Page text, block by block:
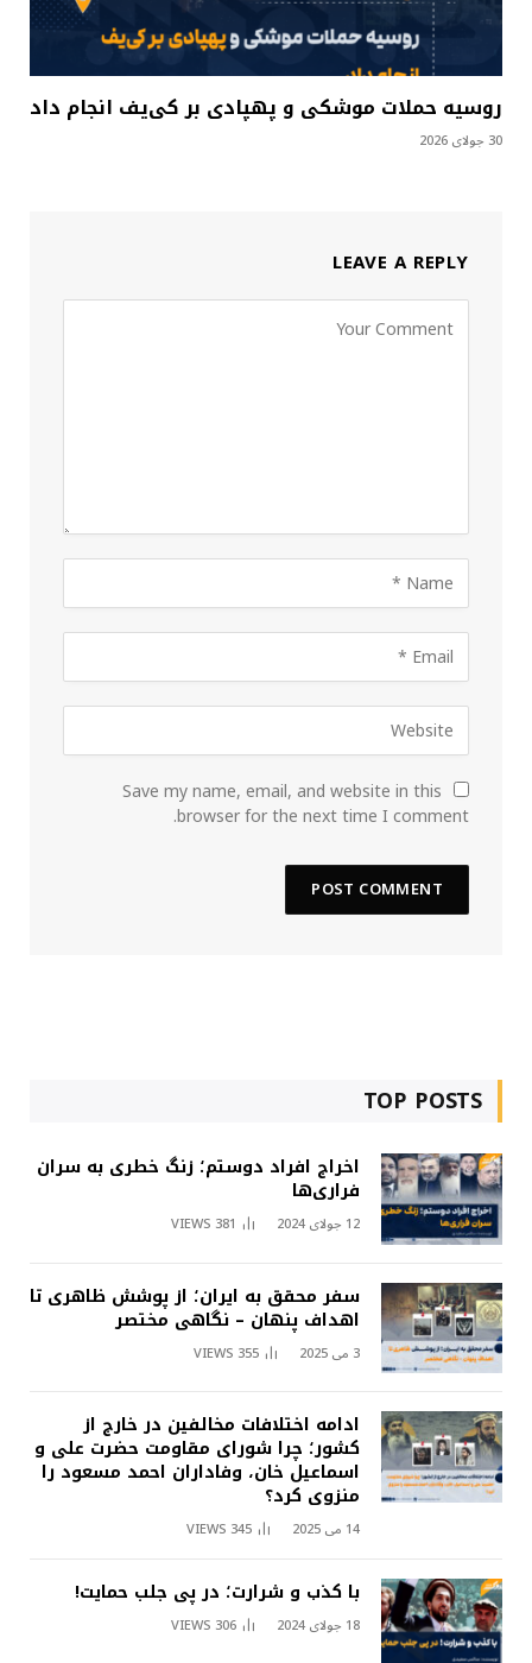
روسیه حملات موشکی و پهپادی بر کی‌یف انجام داد
30 جولای 2026
LEAVE A REPLY
Save my name, email, and website in this
browser for the next time I comment.
TOP POSTS
اخراج افراد دوستم؛ زنگ خطری به سران
فراری‌ها
12 جولای 2024 381
VIEWS
سفر محقق به ایران؛ از پوشش ظاهری تا
اهداف پنهان – نگاهی مختصر
3 می 2025 355
VIEWS
ادامه اختلافات مخالفین در خارج از
کشور؛ چرا شورای مقاومت حضرت علی و
اسماعیل خان، وفاداران احمد مسعود را
منزوی کرد؟
14 می 2025 345
VIEWS
با کذب و شرارت؛ در پی جلب حمایت!
18 جولای 2024 306
VIEWS